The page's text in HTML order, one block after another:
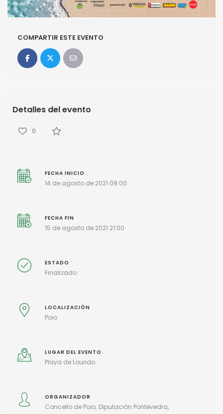
COMPARTIR ESTE EVENTO
Detalles del evento
0
FECHA INICIO
14 de agosto de 2021 09:00
FECHA FIN
15 de agosto de 2021 21:00
ESTADO
Finalizado
LOCALIZACIÓN
Poio
LUGAR DEL EVENTO
Playa de Lourido
ORGANIZADOR
Concello de Poio Diputación Pontevedra